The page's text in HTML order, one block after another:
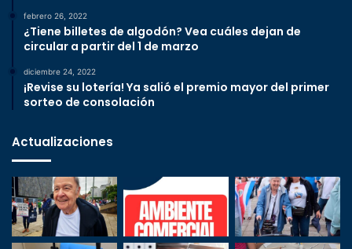
febrero 26, 2022
¿Tiene billetes de algodón? Vea cuáles dejan de
circular a partir del 1 de marzo
diciembre 24, 2022
¡Revise su lotería! Ya salió el premio mayor del primer
sorteo de consolación
Actualizaciones